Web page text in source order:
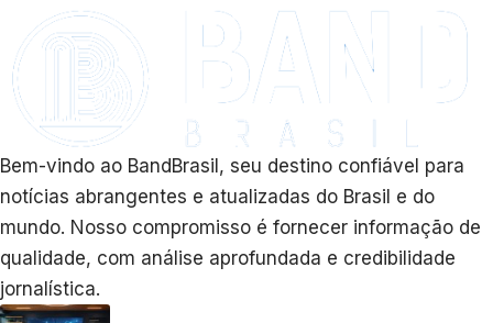
Bem-vindo ao BandBrasil, seu destino confiável para
notícias abrangentes e atualizadas do Brasil e do
mundo. Nosso compromisso é fornecer informação de
qualidade, com análise aprofundada e credibilidade
jornalística.